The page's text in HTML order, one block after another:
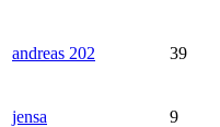
andreas 202 39
jensa 9